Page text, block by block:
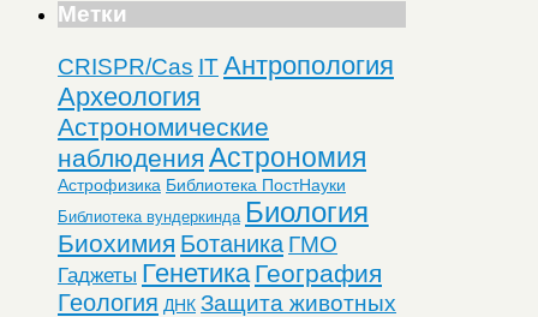
Метки
CRISPR/Cas ITАнтропология
Археология
Астрономические
наблюдения Астрономия
Астрофизика Библиотека ПостНауки
Библиотека вундеркинда Биология
Биохимия Ботаника ГМО
Гаджеты Генетика География
Геология ДНК Защита животных